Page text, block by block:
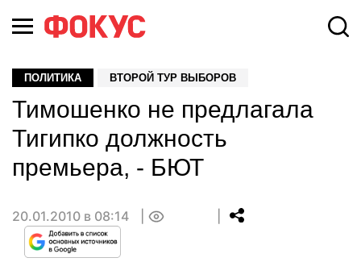
ПОЛИТИКА ВТОРОЙ ТУР ВЫБОРОВ
Тимошенко не предлагала
Тигипко должность
премьера, - БЮТ
20.01.2010 в 08:14